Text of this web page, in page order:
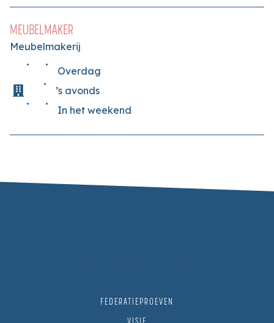
MEUBELMAKER
Meubelmakerij
Overdag
’s avonds
In het weekend
FEDERATIEPROEVEN